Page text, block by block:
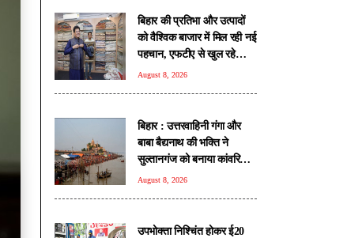
बिहार की प्रतिभा और उत्पादों
को वैश्विक बाजार में मिल रही नई
पहचान, एफटीए से खुल रहे
निर्यात के नए रास्ते: पीयूष गोयल
August 8, 2026
बिहार : उत्तरवाहिनी गंगा और
बाबा बैद्यनाथ की भक्ति ने
सुल्तानगंज को बनाया कांवरियों
की आस्था का केंद्र
August 8, 2026
उपभोक्ता निश्चिंत होकर ई20